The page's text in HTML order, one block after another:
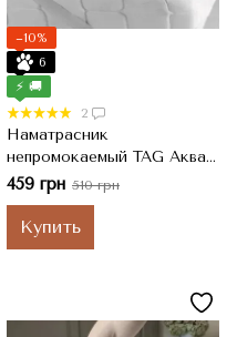
−10%
6
⚡ 🚚
2
Наматрасник
непромокаемый TAG Аква
стоп с резинкой по углам,
Белый, 140x200 см
459 грн 510 грн
Купить